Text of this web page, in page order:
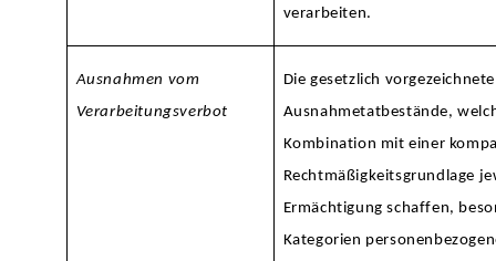
verarbeiten.
Ausnahmen vom
Verarbeitungsverbot
Die gesetzlich
Ausnahmetatbestände,
Kombination mit einer
Rechtmäßigkeitsgrundlage
Ermächtigung schaffen,
Kategorien